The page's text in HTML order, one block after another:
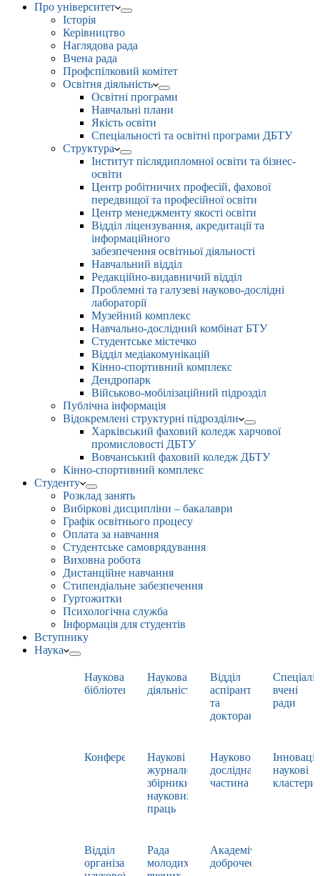
Про університет
Історія
Керівництво
Наглядова рада
Вчена рада
Профспілковий комітет
Освітня діяльність
Освітні програми
Навчальні плани
Якість освіти
Спеціальності та освітні програми ДБТУ
Структура
Інститут післядипломної освіти та бізнес-
освіти
Центр робітничих професій, фахової
передвищої та професійної освіти
Центр менеджменту якості освіти
Відділ ліцензування, акредитації та
інформаційного
забезпечення освітньої діяльності
Навчальний відділ
Редакційно-видавничий відділ
Проблемні та галузеві науково-дослідні
лабораторії
Музейний комплекс
Навчально-дослідний комбінат БТУ
Студентське містечко
Відділ медіакомунікацій
Кінно-спортивний комплекс
Дендропарк
Військово-мобілізаційний підрозділ
Публічна інформація
Відокремлені структурні підрозділи
Харківський фаховий коледж харчової
промисловості ДБТУ
Вовчанський фаховий коледж ДБТУ
Кінно-спортивний комплекс
Студенту
Розклад занять
Вибіркові дисципліни – бакалаври
Графік освітнього процесу
Оплата за навчання
Студентське самоврядування
Виховна робота
Дистанційне навчання
Стипендіальне забезпечення
Гуртожитки
Психологічна служба
Інформація для студентів
Вступнику
Наука
Наукова
бібліотека
Наукова
діяльність
Відділ
аспірантури
та
докторантури
вчені
ради
Конференції
Наукові
журнали,
збірники
наукових
праць
Науково-
дослідна
частина
наукові
кластери
Відділ
організації
Рада
молодих
Академічна
доброчесність